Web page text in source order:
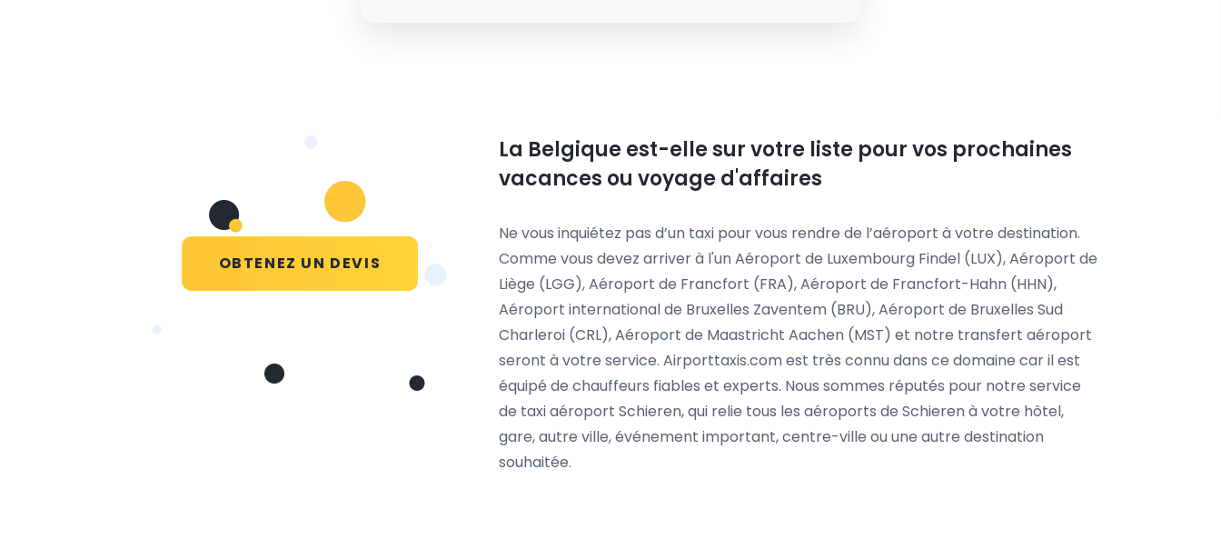
OBTENEZ UN DEVIS
La Belgique est-elle sur votre liste pour vos prochaines
vacances ou voyage d'affaires
Ne vous inquiétez pas d’un taxi pour vous rendre de l’aéroport à votre destination.
Comme vous devez arriver à l'un Aéroport de Luxembourg Findel (LUX), Aéroport de
Liège (LGG), Aéroport de Francfort (FRA), Aéroport de Francfort-Hahn (HHN),
Aéroport international de Bruxelles Zaventem (BRU), Aéroport de Bruxelles Sud
Charleroi (CRL), Aéroport de Maastricht Aachen (MST) et notre transfert aéroport
seront à votre service. Airporttaxis.com est très connu dans ce domaine car il est
équipé de chauffeurs fiables et experts. Nous sommes réputés pour notre service
de taxi aéroport Schieren, qui relie tous les aéroports de Schieren à votre hôtel,
gare, autre ville, événement important, centre-ville ou une autre destination
souhaitée.